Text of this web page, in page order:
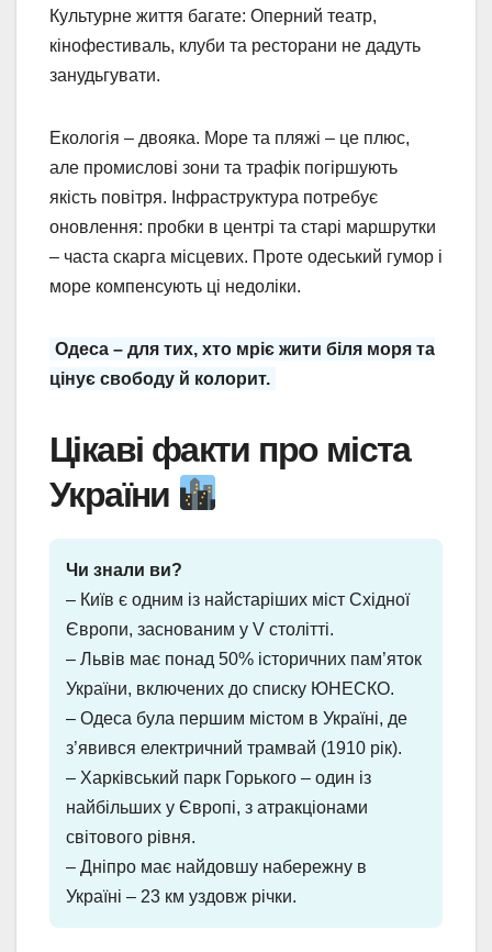
Культурне життя багате: Оперний театр,
кінофестиваль, клуби та ресторани не дадуть
занудьгувати.
Екологія – двояка. Море та пляжі – це плюс,
але промислові зони та трафік погіршують
якість повітря. Інфраструктура потребує
оновлення: пробки в центрі та старі маршрутки
– часта скарга місцевих. Проте одеський гумор і
море компенсують ці недоліки.
Одеса – для тих, хто мріє жити біля моря та
цінує свободу й колорит.
Цікаві факти про міста
України
Чи знали ви?
– Київ є одним із найстаріших міст Східної
Європи, заснованим у V столітті.
– Львів має понад 50% історичних пам’яток
України, включених до списку ЮНЕСКО.
– Одеса була першим містом в Україні, де
з’явився електричний трамвай (1910 рік).
– Харківський парк Горького – один із
найбільших у Європі, з атракціонами
світового рівня.
– Дніпро має найдовшу набережну в
Україні – 23 км уздовж річки.